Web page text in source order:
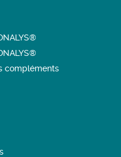
compléments